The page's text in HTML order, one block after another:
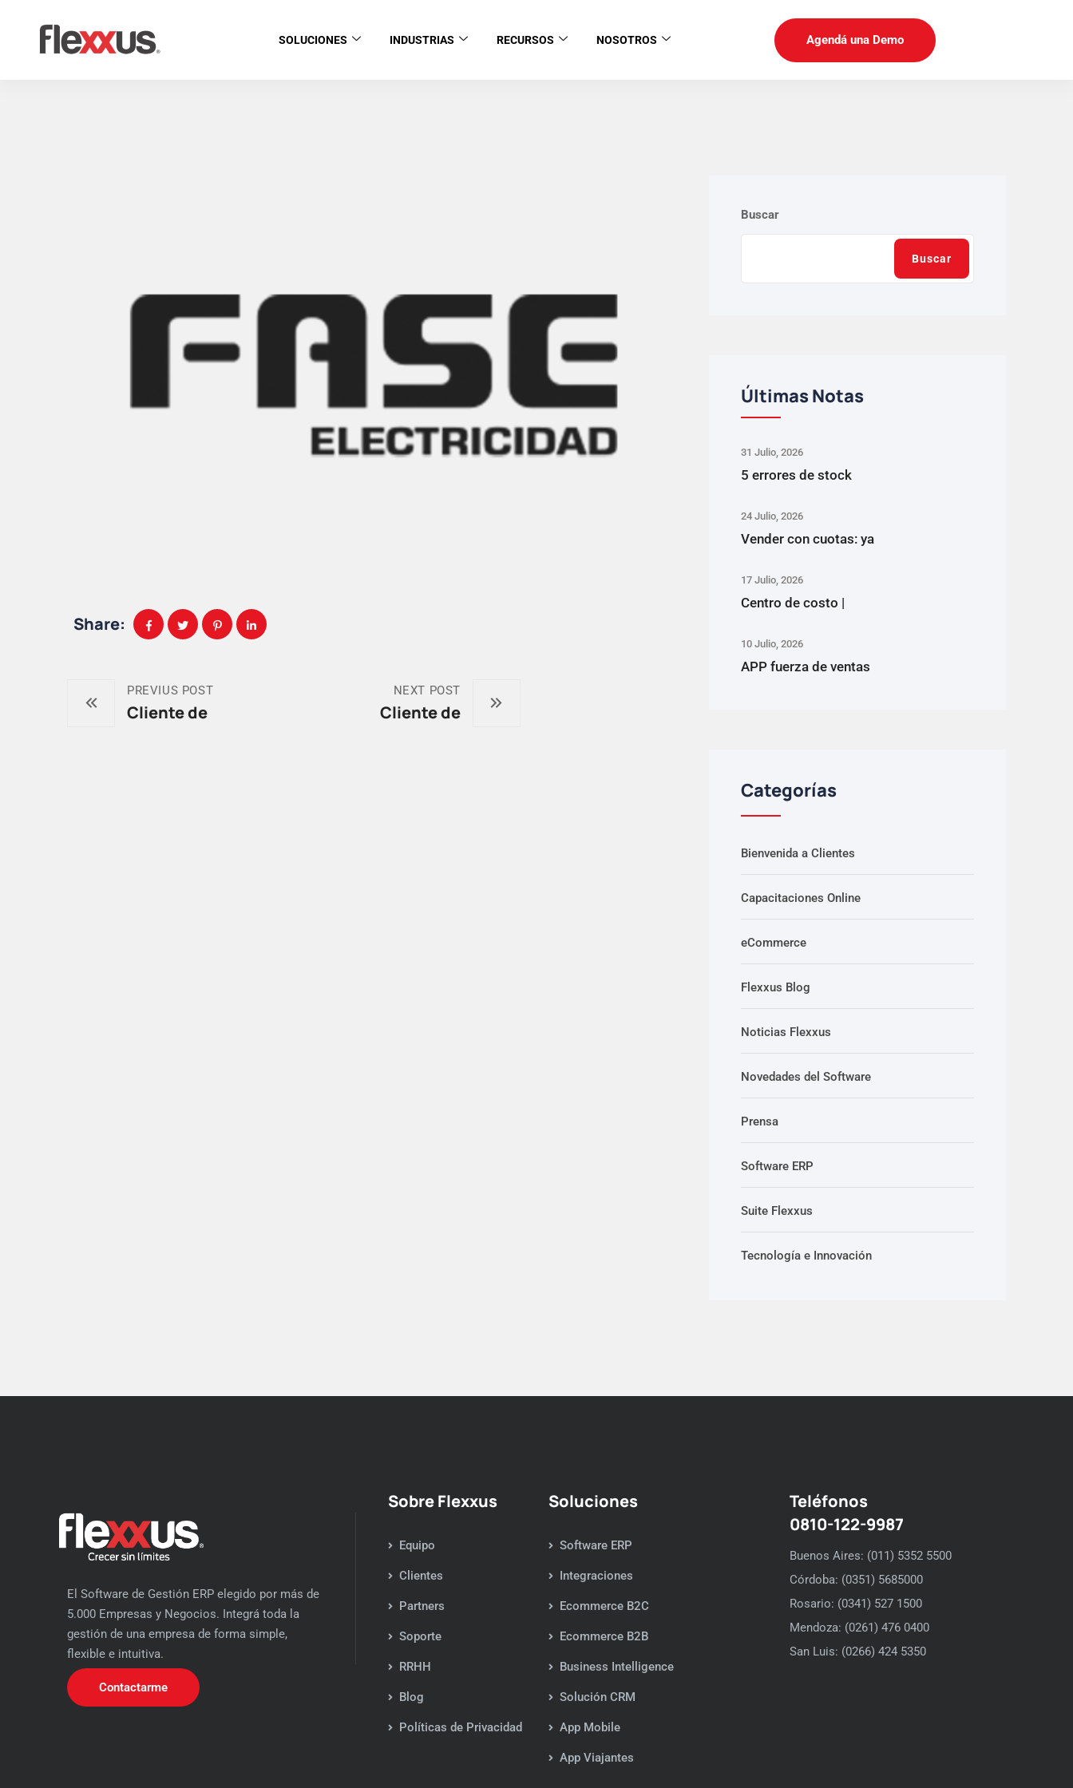
SOLUCIONES INDUSTRIAS RECURSOS NOSOTROS Agendá una Demo
Share:
PREVIUS POST
Cliente de
NEXT POST
Cliente de
Buscar
Buscar
Últimas Notas
31 Julio, 2026
5 errores de stock
24 Julio, 2026
Vender con cuotas: ya
17 Julio, 2026
Centro de costo |
10 Julio, 2026
APP fuerza de ventas
Categorías
Bienvenida a Clientes
Capacitaciones Online
eCommerce
Flexxus Blog
Noticias Flexxus
Novedades del Software
Prensa
Software ERP
Suite Flexxus
Tecnología e Innovación
El Software de Gestión ERP elegido por más de
5.000 Empresas y Negocios. Integrá toda la
gestión de una empresa de forma simple,
flexible e intuitiva.
Contactarme
Sobre Flexxus
Equipo
Clientes
Partners
Soporte
RRHH
Blog
Políticas de Privacidad
Soluciones
Software ERP
Integraciones
Ecommerce B2C
Ecommerce B2B
Business Intelligence
Solución CRM
App Mobile
App Viajantes
Teléfonos
0810-122-9987
Buenos Aires: (011) 5352 5500
Córdoba: (0351) 5685000
Rosario: (0341) 527 1500
Mendoza: (0261) 476 0400
San Luis: (0266) 424 5350